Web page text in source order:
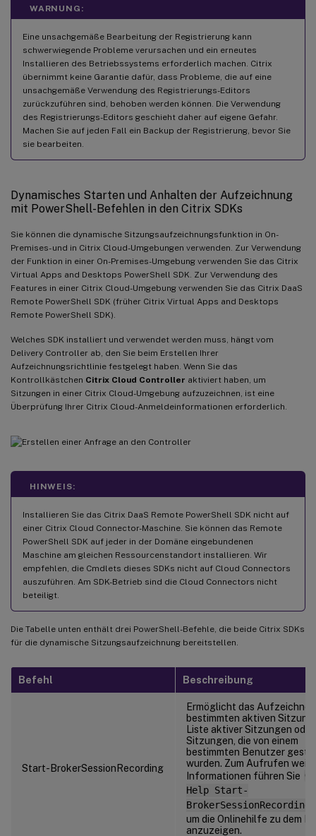
WARNUNG:
Eine unsachgemäße Bearbeitung der Registrierung kann
schwerwiegende Probleme verursachen und ein erneutes
Installieren des Betriebssystems erforderlich machen. Citrix
übernimmt keine Garantie dafür, dass Probleme, die auf eine
unsachgemäße Verwendung des Registrierungs-Editors
zurückzuführen sind, behoben werden können. Die Verwendung
des Registrierungs-Editors geschieht daher auf eigene Gefahr.
Machen Sie auf jeden Fall ein Backup der Registrierung, bevor Sie
sie bearbeiten.
Dynamisches Starten und Anhalten der Aufzeichnung
mit PowerShell-Befehlen in den Citrix SDKs
Sie können die dynamische Sitzungsaufzeichnungsfunktion in On-
Premises- und in Citrix Cloud-Umgebungen verwenden. Zur Verwendung
der Funktion in einer On-Premises-Umgebung verwenden Sie das Citrix
Virtual Apps and Desktops PowerShell SDK. Zur Verwendung des
Features in einer Citrix Cloud-Umgebung verwenden Sie das Citrix DaaS
Remote PowerShell SDK (früher Citrix Virtual Apps and Desktops
Remote PowerShell SDK).
Welches SDK installiert und verwendet werden muss, hängt vom
Delivery Controller ab, den Sie beim Erstellen Ihrer
Aufzeichnungsrichtlinie festgelegt haben. Wenn Sie das
Kontrollkästchen Citrix Cloud Controller aktiviert haben, um
Sitzungen in einer Citrix Cloud-Umgebung aufzuzeichnen, ist eine
Überprüfung Ihrer Citrix Cloud-Anmeldeinformationen erforderlich.
HINWEIS:
Installieren Sie das Citrix DaaS Remote PowerShell SDK nicht auf
einer Citrix Cloud Connector-Maschine. Sie können das Remote
PowerShell SDK auf jeder in der Domäne eingebundenen
Maschine am gleichen Ressourcenstandort installieren. Wir
empfehlen, die Cmdlets dieses SDKs nicht auf Cloud Connectors
auszuführen. Am SDK-Betrieb sind die Cloud Connectors nicht
beteiligt.
Die Tabelle unten enthält drei PowerShell-Befehle, die beide Citrix SDKs
für die dynamische Sitzungsaufzeichnung bereitstellen.
Befehl Beschreibung
Start-BrokerSessionRecording
Ermöglicht das
bestimmten aktiven
Liste aktiver Sitzungen oder
Sitzungen, die von einem
bestimmten Benutzer
wurden. Zum Aufrufen
Informationen führen Sie
Help Start-
BrokerSessionRecording
um die Onlinehilfe zu dem
anzuzeigen.